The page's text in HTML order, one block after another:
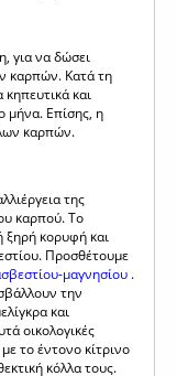
για να δώσει
καρπών. Κατά τη
κηπευτικά και
μήνα. Επίσης, η
καρπών.
της
καρπού. Το
ξηρή κορυφή και
Προσθέτουμε
μαγνησίου .
την
και
οικολογικές
το έντονο κίτρινο
κόλλα τους.